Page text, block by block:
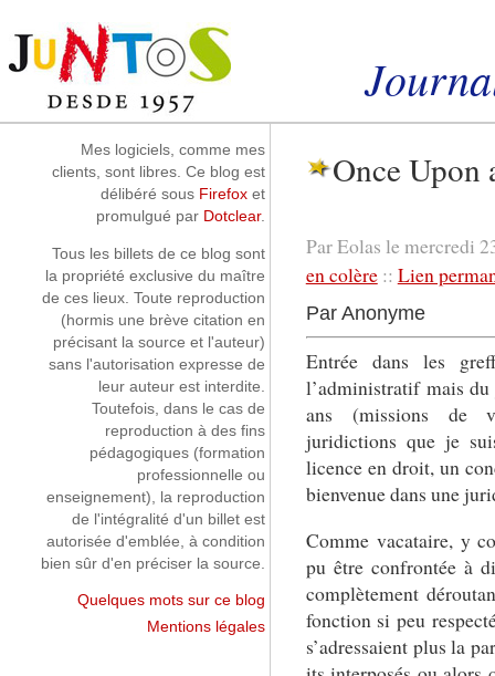
Once Upon
Par Eolas le mercredi
en colère:: Lien
Par Anonyme
Entrée dans les
l’administratif mais
ans (missions de
juridictions que je
licence en droit, un
bienvenue dans une
Comme vacataire, y
pu être confrontée à
complètement
fonction si peu
s’adressaient plus la
Mes logiciels, comme mes
clients, sont libres. Ce blog est
délibéré sous Firefox et
promulgué par Dotclear.
Tous les billets de ce blog sont
la propriété exclusive du maître
de ces lieux. Toute reproduction
(hormis une brève citation en
précisant la source et l'auteur)
sans l'autorisation expresse de
leur auteur est interdite.
Toutefois, dans le cas de
reproduction à des fins
pédagogiques (formation
professionnelle ou
enseignement), la reproduction
de l'intégralité d'un billet est
autorisée d'emblée, à condition
bien sûr d'en préciser la source.
Quelques mots sur ce blog
Mentions légales